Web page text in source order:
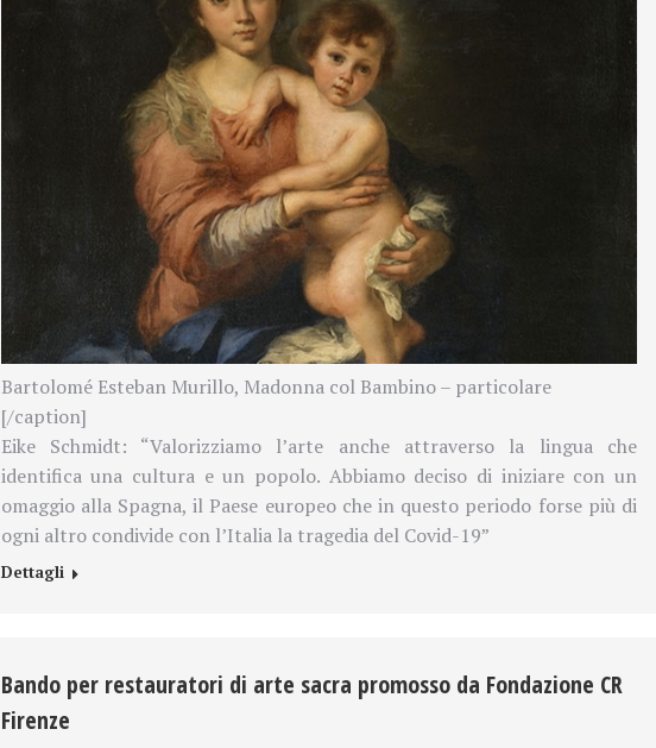
Bartolomé Esteban Murillo, Madonna col Bambino – particolare
[/caption]
Eike Schmidt: “Valorizziamo l’arte anche attraverso la lingua che
identifica una cultura e un popolo. Abbiamo deciso di iniziare con un
omaggio alla Spagna, il Paese europeo che in questo periodo forse più di
ogni altro condivide con l’Italia la tragedia del Covid-19”
Dettagli
Bando per restauratori di arte sacra promosso da Fondazione CR
Firenze